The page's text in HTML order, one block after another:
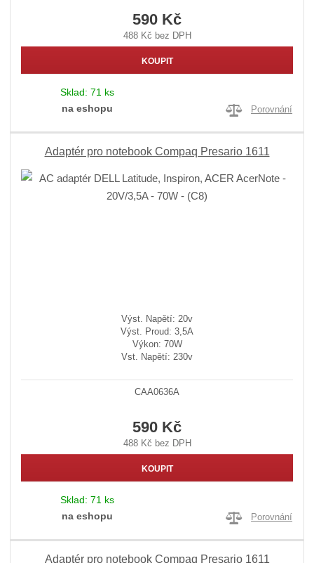
590 Kč
488 Kč bez DPH
KOUPIT
Sklad: 71 ks
na eshopu
Porovnání
Adaptér pro notebook Compaq Presario 1611
Výst. Napětí: 20v
Výst. Proud: 3,5A
Výkon: 70W
Vst. Napětí: 230v
CAA0636A
590 Kč
488 Kč bez DPH
KOUPIT
Sklad: 71 ks
na eshopu
Porovnání
Adaptér pro notebook Compaq Presario 1611